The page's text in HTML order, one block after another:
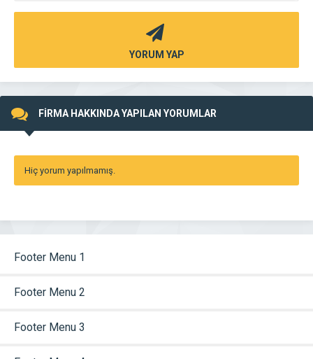
YORUM YAP
FİRMA HAKKINDA YAPILAN YORUMLAR
Hiç yorum yapılmamış.
Footer Menu 1
Footer Menu 2
Footer Menu 3